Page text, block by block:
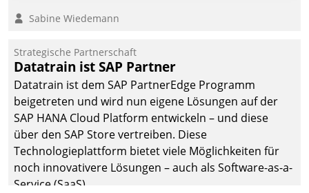
nachhaltige Optimierung der Geschäftsabläufe. Damit
dieses Ziel erreicht wird, sollten einige Grundregeln
Sabine Wiedemann
Strategische Partnerschaft
Datatrain ist SAP Partner
Datatrain ist dem SAP PartnerEdge Programm
beigetreten und wird nun eigene Lösungen auf der
SAP HANA Cloud Platform entwickeln – und diese
über den SAP Store vertreiben. Diese
Technologieplattform bietet viele Möglichkeiten für
noch innovativere Lösungen – auch als Software-as-a-
Service (SaaS).